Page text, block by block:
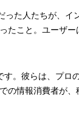
た人たちが、イ
たこと。ユーザ
。彼らは、プロ
の情報消費者が